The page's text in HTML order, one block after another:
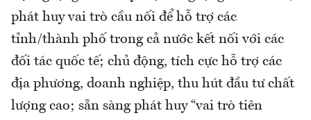
phát huy vai trò cầu nối để hỗ trợ các
tỉnh/thành phố trong cả nước kết nối với các
đối tác quốc tế; chủ động, tích cực hỗ trợ các
địa phương, doanh nghiệp, thu hút đầu tư chất
lượng cao; sẵn sàng phát huy “vai trò tiên